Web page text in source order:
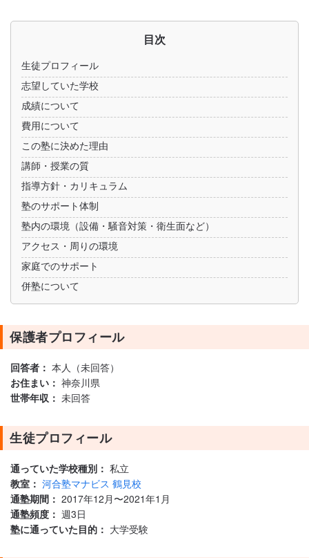
目次
生徒プロフィール
志望していた学校
成績について
費用について
この塾に決めた理由
講師・授業の質
指導方針・カリキュラム
塾のサポート体制
塾内の環境（設備・騒音対策・衛生面など）
アクセス・周りの環境
家庭でのサポート
併塾について
保護者プロフィール
回答者： 本人（未回答）
お住まい： 神奈川県
世帯年収： 未回答
生徒プロフィール
通っていた学校種別： 私立
教室： 河合塾マナビス 鶴見校
通塾期間： 2017年12月〜2021年1月
通塾頻度： 週3日
塾に通っていた目的： 大学受験